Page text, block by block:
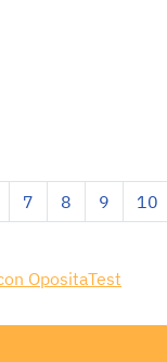
7 8 9 10
OpositaTest